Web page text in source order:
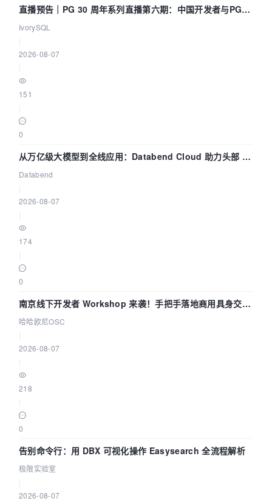
直播预告｜PG 30 周年系列直播第六期：中国开发者与PG内
核——我们改得动吗？我们贡献了什么？
IvorySQL
2026-08-07
151
0
从万亿级大模型到全线应用：Databend Cloud 助力头部 AI
企业构建全链路 Trace 数据管道
Databend
2026-08-07
174
0
南京线下开发者 Workshop 来袭！手把手落地商用具身交互
智能 Agent 应用
哈哈欧尼OSC
2026-08-07
218
0
告别命令行：用 DBX 可视化操作 Easysearch 全流程解析
极限实验室
2026-08-07